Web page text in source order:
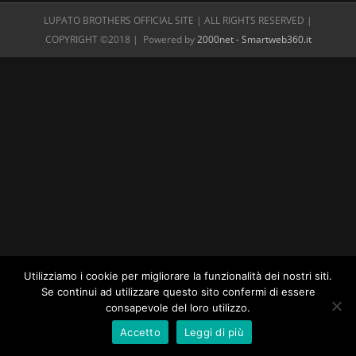
LUPATO BROTHERS OFFICIAL SITE | ALL RIGHTS RESERVED |
COPYRIGHT ©2018 | Powered by2000net - Smartweb360.it
Utilizziamo i cookie per migliorare la funzionalità dei nostri siti.
Se continui ad utilizzare questo sito confermi di essere
consapevole del loro utilizzo.
Accetto
Leggi di più